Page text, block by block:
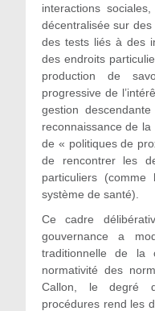
interactions
décentralisée sur
des tests liés à des
des endroits
production de
progressive de
gestion
reconnaissance de
de « politiques de
de rencontrer les
particuliers
système de santé).
Ce cadre
gouvernance a
traditionnelle de la
normativité des
Callon, le degré
procédures rend les